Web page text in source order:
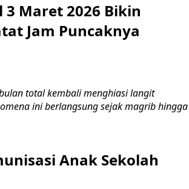
3 Maret 2026 Bikin
Jam Puncaknya
bulan total kembali menghiasi langit
ini berlangsung sejak magrib hingga
Anak Sekolah